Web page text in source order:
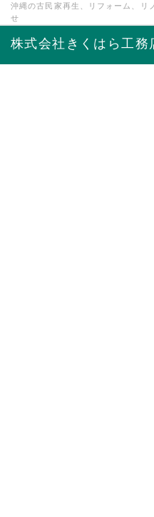
沖縄の古民家再生、リフォーム、リ
せ
株式会社きくはら工務